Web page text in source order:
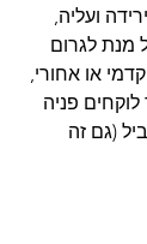
ועליה,
מנת לגרום
או אחורי,
פניה
(גם זה